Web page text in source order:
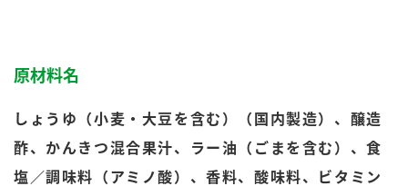
検索
業務用サイト ミツカングループについて 製造所固有記号一覧
原材料名
しょうゆ（小麦・大豆を含む）（国内製造）、醸造
酢、かんきつ混合果汁、ラー油（ごまを含む）、食
塩／調味料（アミノ酸）、香料、酸味料、ビタミン